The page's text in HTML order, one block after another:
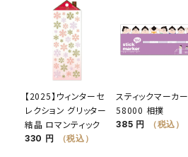
【2025】ウィンターセ
レクション グリッター
結晶 ロマンティック
330 円 （税込）
スティックマーカー
58000 相撲
385 円 （税込）